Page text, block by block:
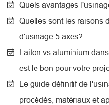
Quels avantages
Quelles sont les raisons
d'usinage 5 axes?
Laiton vs aluminium
est le bon pour votre
Le guide définitif de
procédés, matériaux et